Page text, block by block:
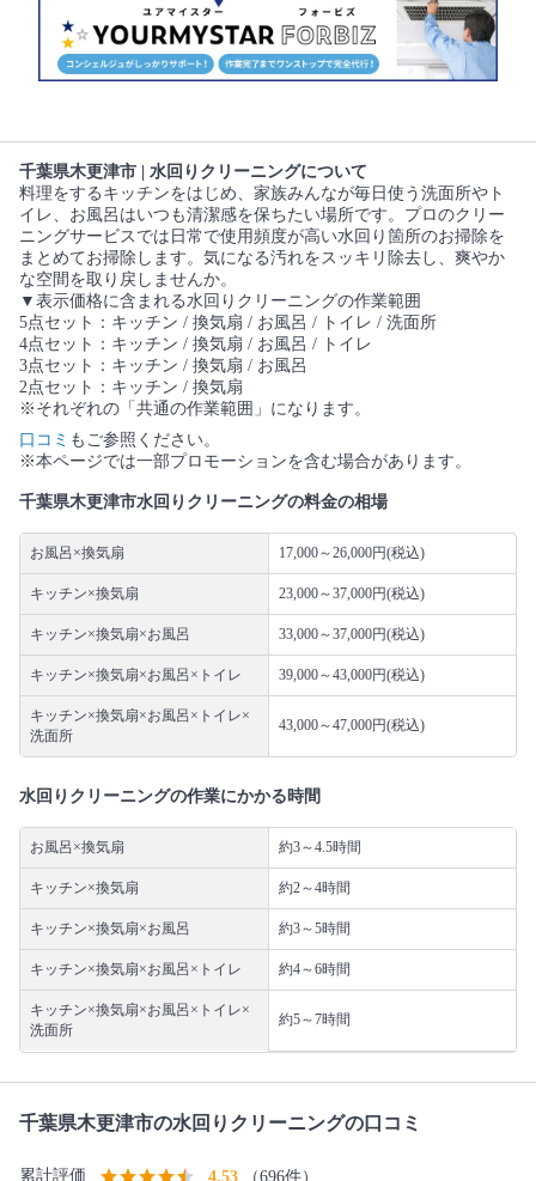
千葉県木更津市 | 水回りクリーニングについて
料理をするキッチンをはじめ、家族みんなが毎日使う洗面所やト
イレ、お風呂はいつも清潔感を保ちたい場所です。プロのクリー
ニングサービスでは日常で使用頻度が高い水回り箇所のお掃除を
まとめてお掃除します。気になる汚れをスッキリ除去し、爽やか
な空間を取り戻しませんか。
▼表示価格に含まれる水回りクリーニングの作業範囲
5点セット：キッチン / 換気扇 / お風呂 / トイレ / 洗面所
4点セット：キッチン / 換気扇 / お風呂 / トイレ
3点セット：キッチン / 換気扇 / お風呂
2点セット：キッチン / 換気扇
※それぞれの「共通の作業範囲」になります。
口コミ もご参照ください。
※本ページでは一部プロモーションを含む場合があります。
千葉県木更津市水回りクリーニングの料金の相場
お風呂×換気扇 17,000～26,000円(税込)
キッチン×換気扇 23,000～37,000円(税込)
キッチン×換気扇×お風呂 33,000～37,000円(税込)
キッチン×換気扇×お風呂×トイレ 39,000～43,000円(税込)
キッチン×換気扇×お風呂×トイレ×
洗面所
43,000～47,000円(税込)
水回りクリーニングの作業にかかる時間
お風呂×換気扇 約3～4.5時間
キッチン×換気扇 約2～4時間
キッチン×換気扇×お風呂 約3～5時間
キッチン×換気扇×お風呂×トイレ 約4～6時間
キッチン×換気扇×お風呂×トイレ×
洗面所
約5～7時間
千葉県木更津市の水回りクリーニングの口コミ
累計評価 4.53 （696件）